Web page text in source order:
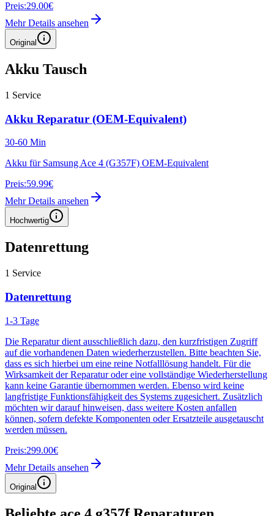
Preis:29.00€
Mehr Details ansehen
Original
Akku Tausch
1 Service
Akku Reparatur (OEM-Equivalent)
30-60 Min
Akku für Samsung Ace 4 (G357F) OEM-Equivalent
Preis:59.99€
Mehr Details ansehen
Hochwertig
Datenrettung
1 Service
Datenrettung
1-3 Tage
Die Reparatur dient ausschließlich dazu, den kurzfristigen Zugriff
auf die vorhandenen Daten wiederherzustellen. Bitte beachten Sie,
dass es sich hierbei um eine reine Notfalllösung handelt. Für die
Wirksamkeit der Reparatur oder eine vollständige Wiederherstellung
kann keine Garantie übernommen werden. Ebenso wird keine
langfristige Funktionsfähigkeit des Systems zugesichert. Zusätzlich
möchten wir darauf hinweisen, dass weitere Kosten anfallen
können, sofern defekte Komponenten oder Ersatzteile ausgetauscht
werden müssen.
Preis:299.00€
Mehr Details ansehen
Original